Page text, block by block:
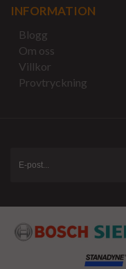
INFORMATION
Blogg
Om oss
Villkor
Provtryckning